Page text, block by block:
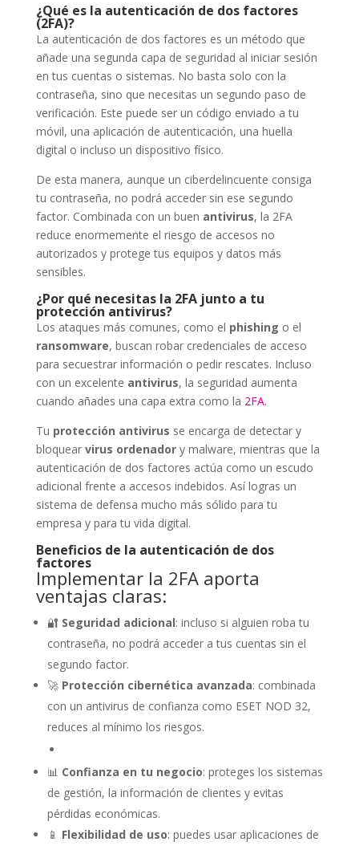
¿Qué es la autenticación de dos factores
(2FA)?
La autenticación de dos factores es un método que
añade una segunda capa de seguridad al iniciar sesión
en tus cuentas o sistemas. No basta solo con la
contraseña, sino que necesitas un segundo paso de
verificación. Este puede ser un código enviado a tu
móvil, una aplicación de autenticación, una huella
digital o incluso un dispositivo físico.
De esta manera, aunque un ciberdelincuente consiga
tu contraseña, no podrá acceder sin ese segundo
factor. Combinada con un buen antivirus, la 2FA
reduce enormemente el riesgo de accesos no
autorizados y protege tus equipos y datos más
sensibles.
¿Por qué necesitas la 2FA junto a tu
protección antivirus?
Los ataques más comunes, como el phishing o el
ransomware, buscan robar credenciales de acceso
para secuestrar información o pedir rescates. Incluso
con un excelente antivirus, la seguridad aumenta
cuando añades una capa extra como la 2FA.
Tu protección antivirus se encarga de detectar y
bloquear virus ordenadory malware, mientras que la
autenticación de dos factores actúa como un escudo
adicional frente a accesos indebidos. Así logras un
sistema de defensa mucho más sólido para tu
empresa y para tu vida digital.
Beneficios de la autenticación de dos
factores
Implementar la 2FA aporta
ventajas claras:
🔐 Seguridad adicional: incluso si alguien roba tu
contraseña, no podrá acceder a tus cuentas sin el
segundo factor.
🚀 Protección cibernética avanzada: combinada
con un antivirus de confianza como ESET NOD 32,
reduces al mínimo los riesgos.
📊 Confianza en tu negocio: proteges los sistemas
de gestión, la información de clientes y evitas
pérdidas económicas.
📱 Flexibilidad de uso: puedes usar aplicaciones de